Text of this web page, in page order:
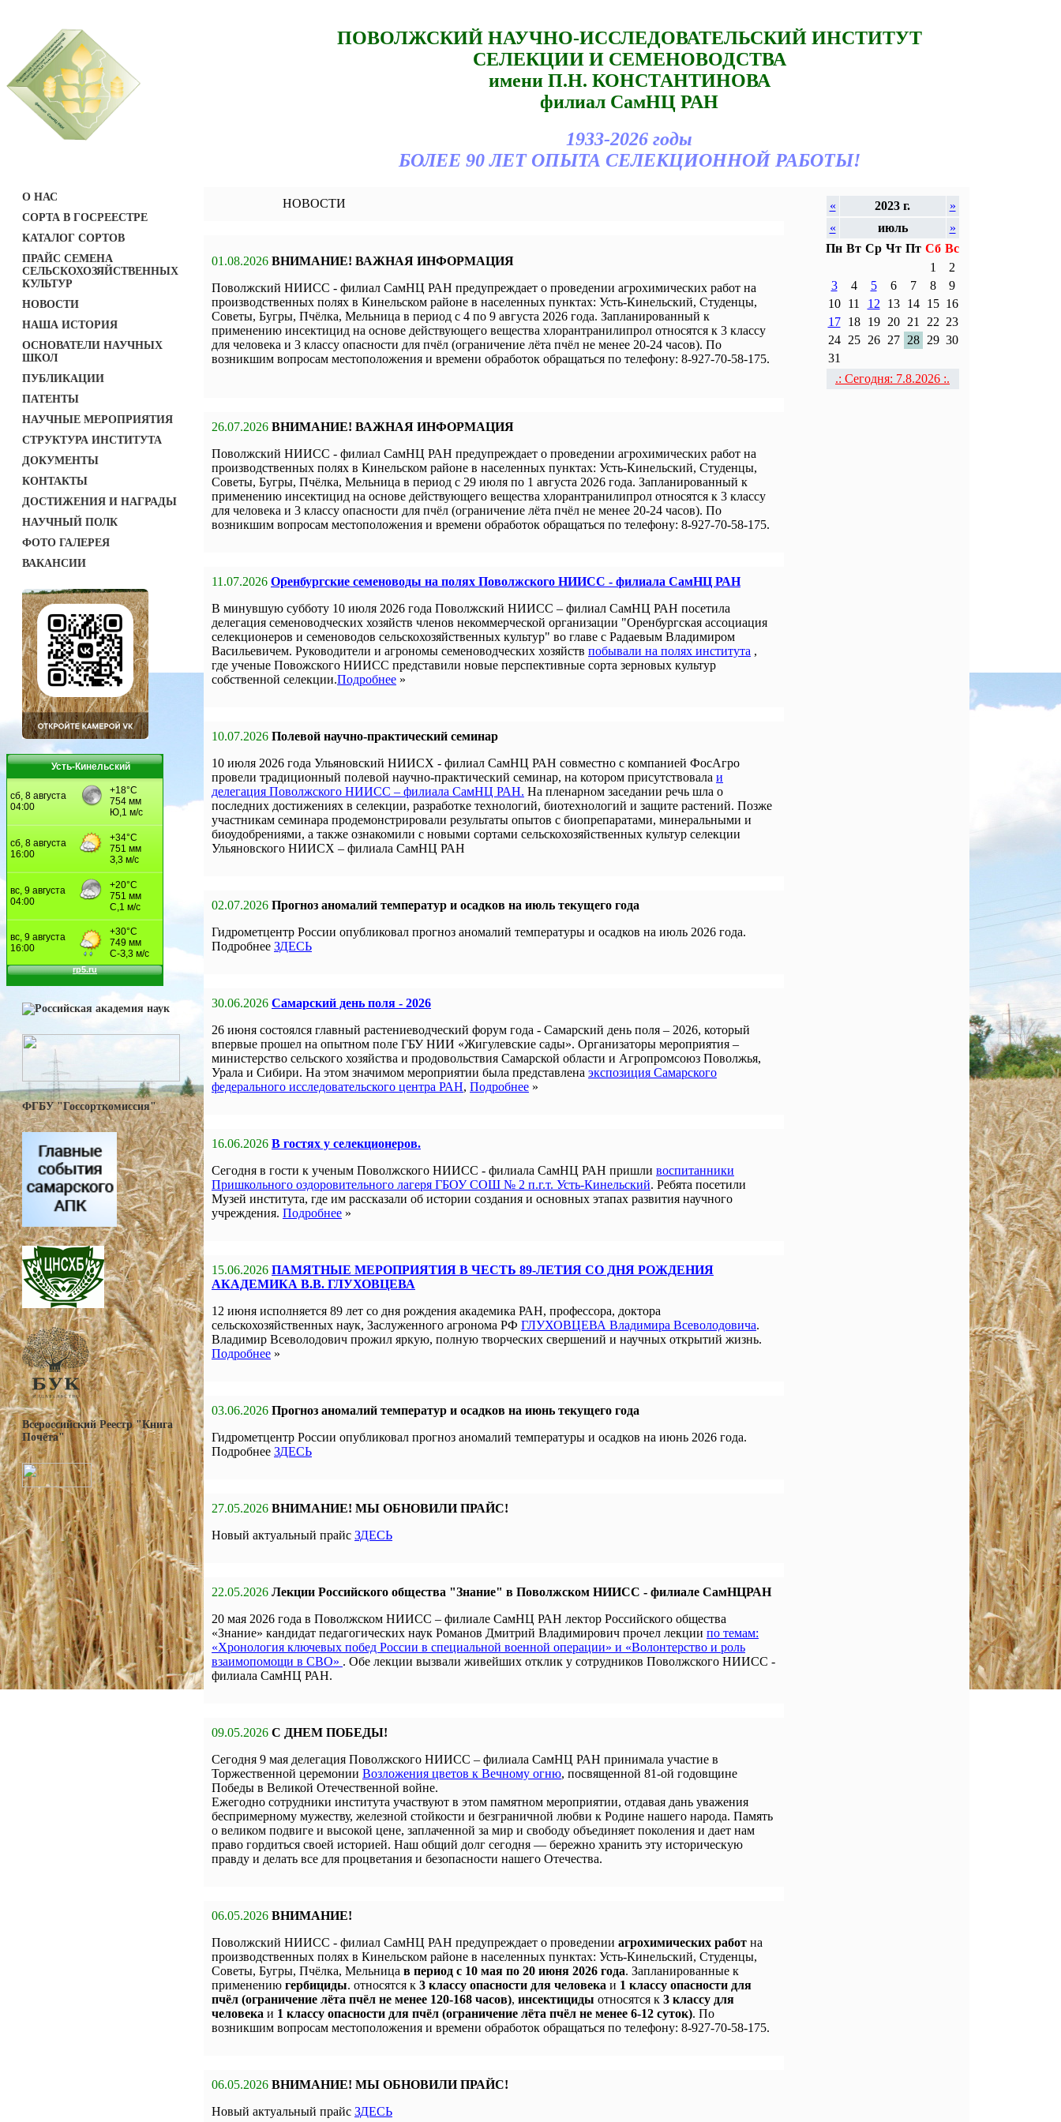
ПОВОЛЖСКИЙ НАУЧНО-ИССЛЕДОВАТЕЛЬСКИЙ ИНСТИТУТ
СЕЛЕКЦИИ И СЕМЕНОВОДСТВА
имени П.Н. КОНСТАНТИНОВА
филиал СамНЦ РАН
1933-2026 годы
БОЛЕЕ 90 ЛЕТ ОПЫТА СЕЛЕКЦИОННОЙ РАБОТЫ!
О НАС
СОРТА В ГОСРЕЕСТРЕ
КАТАЛОГ СОРТОВ
ПРАЙС СЕМЕНА
СЕЛЬСКОХОЗЯЙСТВЕННЫХ
КУЛЬТУР
НОВОСТИ
НАША ИСТОРИЯ
ОСНОВАТЕЛИ НАУЧНЫХ
ШКОЛ
ПУБЛИКАЦИИ
ПАТЕНТЫ
НАУЧНЫЕ МЕРОПРИЯТИЯ
СТРУКТУРА ИНСТИТУТА
ДОКУМЕНТЫ
КОНТАКТЫ
ДОСТИЖЕНИЯ И НАГРАДЫ
НАУЧНЫЙ ПОЛК
ФОТО ГАЛЕРЕЯ
ВАКАНСИИ
Усть-Кинельский
ФГБУ "Госсорткомиссия"
Всероссийский Реестр "Книга
Почёта"
НОВОСТИ « 2023 г.
»
«
июль
»
Пн Вт Ср Чт Пт Сб Вс
1
2
3
4 5 6 7 8
9
10
11 12 13 14 15 16
17
18 19 20 21 22 23
24
25 26 27 28 29 30
31
.: Сегодня: 7.8.2026 :.
01.08.2026 ВНИМАНИЕ! ВАЖНАЯ ИНФОРМАЦИЯ
Поволжский НИИСС - филиал СамНЦ РАН предупреждает о проведении агрохимических работ на
производственных полях в Кинельском районе в населенных пунктах: Усть-Кинельский, Студенцы,
Советы, Бугры, Пчёлка, Мельница в период с 4 по 9 августа 2026 года. Запланированный к
применению инсектицид на основе действующего вещества хлорантранилипрол относятся к 3 классу
для человека и 3 классу опасности для пчёл (ограничение лёта пчёл не менее 20-24 часов). По
возникшим вопросам местоположения и времени обработок обращаться по телефону: 8-927-70-58-175.
26.07.2026 ВНИМАНИЕ! ВАЖНАЯ ИНФОРМАЦИЯ
Поволжский НИИСС - филиал СамНЦ РАН предупреждает о проведении агрохимических работ на
производственных полях в Кинельском районе в населенных пунктах: Усть-Кинельский, Студенцы,
Советы, Бугры, Пчёлка, Мельница в период с 29 июля по 1 августа 2026 года. Запланированный к
применению инсектицид на основе действующего вещества хлорантранилипрол относятся к 3 классу
для человека и 3 классу опасности для пчёл (ограничение лёта пчёл не менее 20-24 часов). По
возникшим вопросам местоположения и времени обработок обращаться по телефону: 8-927-70-58-175.
11.07.2026 Оренбургские семеноводы на полях Поволжского НИИСС - филиала СамНЦ РАН
В минувшую субботу 10 июля 2026 года Поволжский НИИСС – филиал СамНЦ РАН посетила
делегация семеноводческих хозяйств членов некоммерческой организации "Оренбургская ассоциация
селекционеров и семеноводов сельскохозяйственных культур" во главе с Радаевым Владимиром
Васильевичем. Руководители и агрономы семеноводческих хозяйств побывали на полях института ,
где ученые Повожского НИИСС представили новые перспективные сорта зерновых культур
собственной селекции.Подробнее »
10.07.2026 Полевой научно-практический семинар
10 июля 2026 года Ульяновский НИИСХ - филиал СамНЦ РАН совместно с компанией ФосАгро
провели традиционный полевой научно-практический семинар, на котором присутствовала и
делегация Поволжского НИИСС – филиала СамНЦ РАН. На пленарном заседании речь шла о
последних достижениях в селекции, разработке технологий, биотехнологий и защите растений. Позже
участникам семинара продемонстрировали результаты опытов с биопрепаратами, минеральными и
биоудобрениями, а также ознакомили с новыми сортами сельскохозяйственных культур селекции
Ульяновского НИИСХ – филиала СамНЦ РАН
02.07.2026 Прогноз аномалий температур и осадков на июль текущего года
Гидрометцентр России опубликовал прогноз аномалий температуры и осадков на июль 2026 года.
Подробнее ЗДЕСЬ
30.06.2026 Самарский день поля - 2026
26 июня состоялся главный растениеводческий форум года - Самарский день поля – 2026, который
впервые прошел на опытном поле ГБУ НИИ «Жигулевские сады». Организаторы мероприятия –
министерство сельского хозяйства и продовольствия Самарской области и Агропромсоюз Поволжья,
Урала и Сибири. На этом значимом мероприятии была представлена экспозиция Самарского
федерального исследовательского центра РАН, Подробнее »
16.06.2026 В гостях у селекционеров.
Сегодня в гости к ученым Поволжского НИИСС - филиала СамНЦ РАН пришли воспитанники
Пришкольного оздоровительного лагеря ГБОУ СОШ № 2 п.г.т. Усть-Кинельский. Ребята посетили
Музей института, где им рассказали об истории создания и основных этапах развития научного
учреждения. Подробнее »
15.06.2026 ПАМЯТНЫЕ МЕРОПРИЯТИЯ В ЧЕСТЬ 89-ЛЕТИЯ СО ДНЯ РОЖДЕНИЯ
АКАДЕМИКА В.В. ГЛУХОВЦЕВА
12 июня исполняется 89 лет со дня рождения академика РАН, профессора, доктора
сельскохозяйственных наук, Заслуженного агронома РФ ГЛУХОВЦЕВА Владимира Всеволодовича.
Владимир Всеволодович прожил яркую, полную творческих свершений и научных открытий жизнь.
Подробнее »
03.06.2026 Прогноз аномалий температур и осадков на июнь текущего года
Гидрометцентр России опубликовал прогноз аномалий температуры и осадков на июнь 2026 года.
Подробнее ЗДЕСЬ
27.05.2026 ВНИМАНИЕ! МЫ ОБНОВИЛИ ПРАЙС!
Новый актуальный прайс ЗДЕСЬ
22.05.2026 Лекции Российского общества "Знание" в Поволжском НИИСС - филиале СамНЦРАН
20 мая 2026 года в Поволжском НИИСС – филиале СамНЦ РАН лектор Российского общества
«Знание» кандидат педагогических наук Романов Дмитрий Владимирович прочел лекции по темам:
«Хронология ключевых побед России в специальной военной операции» и «Волонтерство и роль
взаимопомощи в СВО» . Обе лекции вызвали живейших отклик у сотрудников Поволжского НИИСС -
филиала СамНЦ РАН.
09.05.2026 С ДНЕМ ПОБЕДЫ!
Сегодня 9 мая делегация Поволжского НИИСС – филиала СамНЦ РАН принимала участие в
Торжественной церемонии Возложения цветов к Вечному огню, посвященной 81-ой годовщине
Победы в Великой Отечественной войне.
Ежегодно сотрудники института участвуют в этом памятном мероприятии, отдавая дань уважения
беспримерному мужеству, железной стойкости и безграничной любви к Родине нашего народа. Память
о великом подвиге и высокой цене, заплаченной за мир и свободу объединяет поколения и дает нам
право гордиться своей историей. Наш общий долг сегодня — бережно хранить эту историческую
правду и делать все для процветания и безопасности нашего Отечества.
06.05.2026 ВНИМАНИЕ!
Поволжский НИИСС - филиал СамНЦ РАН предупреждает о проведении агрохимических работ на
производственных полях в Кинельском районе в населенных пунктах: Усть-Кинельский, Студенцы,
Советы, Бугры, Пчёлка, Мельница в период с 10 мая по 20 июня 2026 года. Запланированные к
применению гербициды. относятся к 3 классу опасности для человека и 1 классу опасности для
пчёл (ограничение лёта пчёл не менее 120-168 часов), инсектициды относятся к 3 классу для
человека и 1 классу опасности для пчёл (ограничение лёта пчёл не менее 6-12 суток). По
возникшим вопросам местоположения и времени обработок обращаться по телефону: 8-927-70-58-175.
06.05.2026 ВНИМАНИЕ! МЫ ОБНОВИЛИ ПРАЙС!
Новый актуальный прайс ЗДЕСЬ